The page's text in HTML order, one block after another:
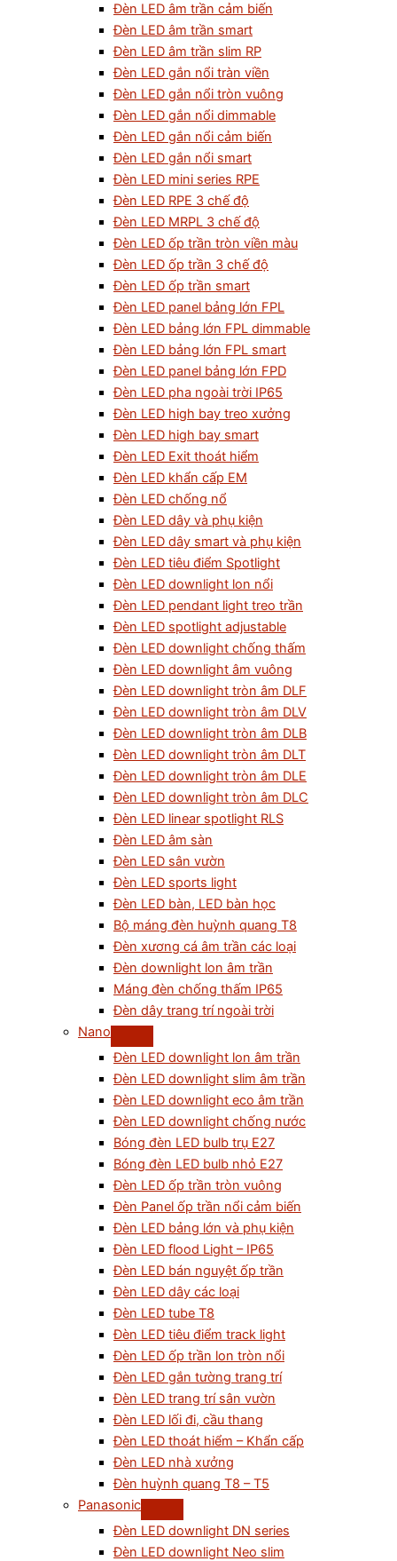
Đèn LED âm trần cảm biến
Đèn LED âm trần smart
Đèn LED âm trần slim RP
Đèn LED gắn nổi tràn viền
Đèn LED gắn nổi tròn vuông
Đèn LED gắn nổi dimmable
Đèn LED gắn nổi cảm biến
Đèn LED gắn nổi smart
Đèn LED mini series RPE
Đèn LED RPE 3 chế độ
Đèn LED MRPL 3 chế độ
Đèn LED ốp trần tròn viền màu
Đèn LED ốp trần 3 chế độ
Đèn LED ốp trần smart
Đèn LED panel bảng lớn FPL
Đèn LED bảng lớn FPL dimmable
Đèn LED bảng lớn FPL smart
Đèn LED panel bảng lớn FPD
Đèn LED pha ngoài trời IP65
Đèn LED high bay treo xưởng
Đèn LED high bay smart
Đèn LED Exit thoát hiểm
Đèn LED khẩn cấp EM
Đèn LED chống nổ
Đèn LED dây và phụ kiện
Đèn LED dây smart và phụ kiện
Đèn LED tiêu điểm Spotlight
Đèn LED downlight lon nổi
Đèn LED pendant light treo trần
Đèn LED spotlight adjustable
Đèn LED downlight chống thấm
Đèn LED downlight âm vuông
Đèn LED downlight tròn âm DLF
Đèn LED downlight tròn âm DLV
Đèn LED downlight tròn âm DLB
Đèn LED downlight tròn âm DLT
Đèn LED downlight tròn âm DLE
Đèn LED downlight tròn âm DLC
Đèn LED linear spotlight RLS
Đèn LED âm sàn
Đèn LED sân vườn
Đèn LED sports light
Đèn LED bàn, LED bàn học
Bộ máng đèn huỳnh quang T8
Đèn xương cá âm trần các loại
Đèn downlight lon âm trần
Máng đèn chống thấm IP65
Đèn dây trang trí ngoài trời
Nano
Đèn LED downlight lon âm trần
Đèn LED downlight slim âm trần
Đèn LED downlight eco âm trần
Đèn LED downlight chống nước
Bóng đèn LED bulb trụ E27
Bóng đèn LED bulb nhỏ E27
Đèn LED ốp trần tròn vuông
Đèn Panel ốp trần nổi cảm biến
Đèn LED bảng lớn và phụ kiện
Đèn LED flood Light – IP65
Đèn LED bán nguyệt ốp trần
Đèn LED dây các loại
Đèn LED tube T8
Đèn LED tiêu điểm track light
Đèn LED ốp trần lon tròn nổi
Đèn LED gắn tường trang trí
Đèn LED trang trí sân vườn
Đèn LED lối đi, cầu thang
Đèn LED thoát hiểm – Khẩn cấp
Đèn LED nhà xưởng
Đèn huỳnh quang T8 – T5
Panasonic
Đèn LED downlight DN series
Đèn LED downlight Neo slim